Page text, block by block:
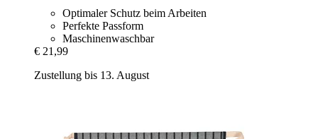
Optimaler Schutz beim Arbeiten
Perfekte Passform
Maschinenwaschbar
€ 21,99
Zustellung bis 13. August